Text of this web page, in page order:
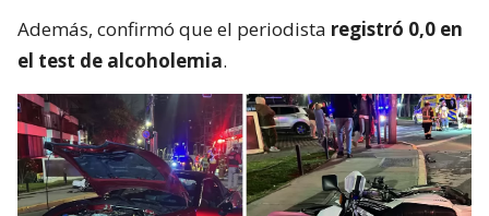
Además, confirmó que el periodista registró 0,0 en
el test de alcoholemia.